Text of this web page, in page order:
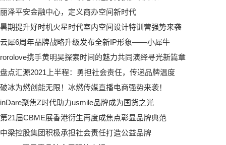
丽泽平安金融中心，定义商办空间新时代
暑期提升好时机火星时代室内空间设计特训营强势来袭
云犀6周年品牌战略升级发布全新IP形象——小犀牛
rorolove携手黄明昊探索时间的魅力共同演绎寻光新篇章
盘点汇源2021上半程：勇担社会责任，传递品牌温度
破冰为燃创能无限！冰燃传媒直播电商强势来袭！
inDare聚焦Z时代助力usmile品牌成为国货之光
第21届CBME展香港衍生再度成焦点彰显品牌典范
中梁控股集团积极承担社会责任打造公益品牌